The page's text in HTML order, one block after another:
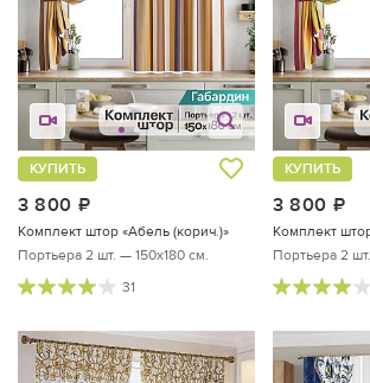
3 800
КУПИТЬ
Комплект штор «Абель (корич.)»
Портьера 2 шт. — 150х180 см.
31
3 800
КУПИТЬ
Комплект
Портьера 2